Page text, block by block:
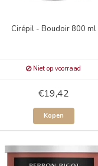
Cirépil - Boudoir 800 ml
Niet op voorraad
€19,42
Kopen